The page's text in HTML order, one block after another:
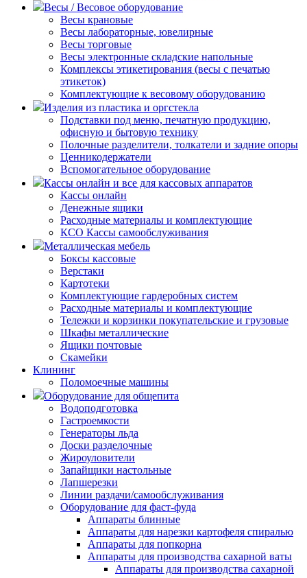
Весы / Весовое оборудование
Весы крановые
Весы лабораторные, ювелирные
Весы торговые
Весы электронные складские напольные
Комплексы этикетирования (весы с печатью
этикеток)
Комплектующие к весовому оборудованию
Изделия из пластика и оргстекла
Подставки под меню, печатную продукцию,
офисную и бытовую технику
Полочные разделители, толкатели и задние опоры
Ценникодержатели
Вспомогательное оборудование
Кассы онлайн и все для кассовых аппаратов
Кассы онлайн
Денежные ящики
Расходные материалы и комплектующие
КСО Кассы самообслуживания
Металлическая мебель
Боксы кассовые
Верстаки
Картотеки
Комплектующие гардеробных систем
Расходные материалы и комплектующие
Тележки и корзинки покупательские и грузовые
Шкафы металлические
Ящики почтовые
Скамейки
Клининг
Поломоечные машины
Оборудование для общепита
Водоподготовка
Гастроемкости
Генераторы льда
Доски разделочные
Жироуловители
Запайщики настольные
Лапшерезки
Линии раздачи/самообслуживания
Оборудование для фаст-фуда
Аппараты блинные
Аппараты для нарезки картофеля спиралью
Аппараты для попкорна
Аппараты для производства сахарной ваты
Аппараты для производства сахарной